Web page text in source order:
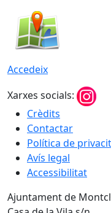
Accedeix
Xarxes socials:
Crèdits
Contactar
Política de
Avís legal
Accessibilitat
Ajuntament de